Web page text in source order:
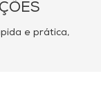
e prática,